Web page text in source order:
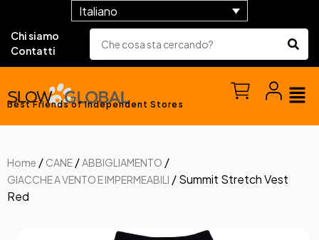
Italiano
Chi siamo
Contatti
Best Friends of Independent Stores
Home / CANE /ABBIGLIAMENTO /
GIACCHE A VENTO E IMPERMEABILI / Summit Stretch Vest
Red